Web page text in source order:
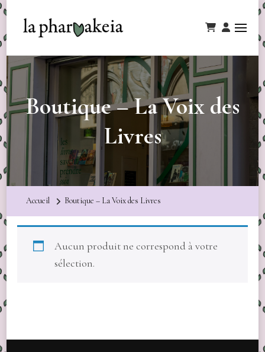
Boutique – La Voix des
Livres
Accueil Boutique – La Voix des Livres
Aucun produit ne correspond à votre
sélection.